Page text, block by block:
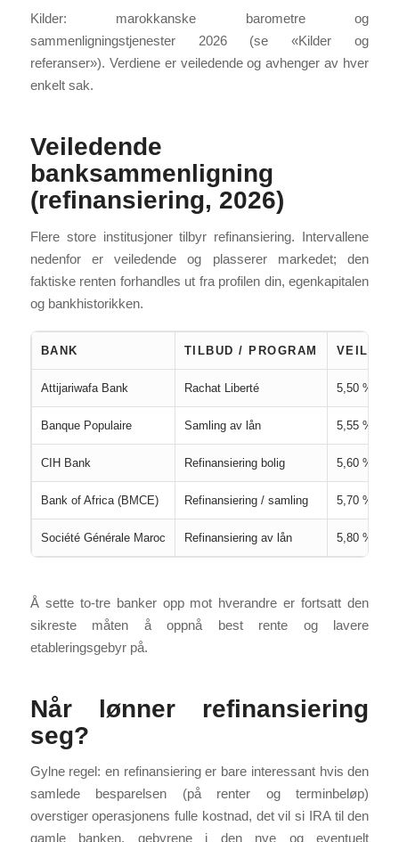
Kilder: marokkanske barometre og
sammenligningstjenester 2026 (se «Kilder og
referanser»). Verdiene er veiledende og avhenger av hver
enkelt sak.
Veiledende
banksammenligning
(refinansiering, 2026)
Flere store institusjoner tilbyr refinansiering. Intervallene
nedenfor er veiledende og plasserer markedet; den
faktiske renten forhandles ut fra profilen din, egenkapitalen
og bankhistorikken.
BANK TILBUD / PROGRAM
Attijariwafa Bank Rachat Liberté 5,50 % –
Banque Populaire Samling av lån 5,55 % –
CIH Bank Refinansiering bolig 5,60 % –
Bank of Africa (BMCE) Refinansiering / samling 5,70 % –
Société Générale Maroc Refinansiering av lån 5,80 % –
Å sette to-tre banker opp mot hverandre er fortsatt den
sikreste måten å oppnå best rente og lavere
etableringsgebyr på.
Når lønner refinansiering
seg?
Gylne regel: en refinansiering er bare interessant hvis den
samlede besparelsen (på renter og terminbeløp)
overstiger operasjonens fulle kostnad, det vil si IRA til den
gamle banken, gebyrene i den nye og eventuelt